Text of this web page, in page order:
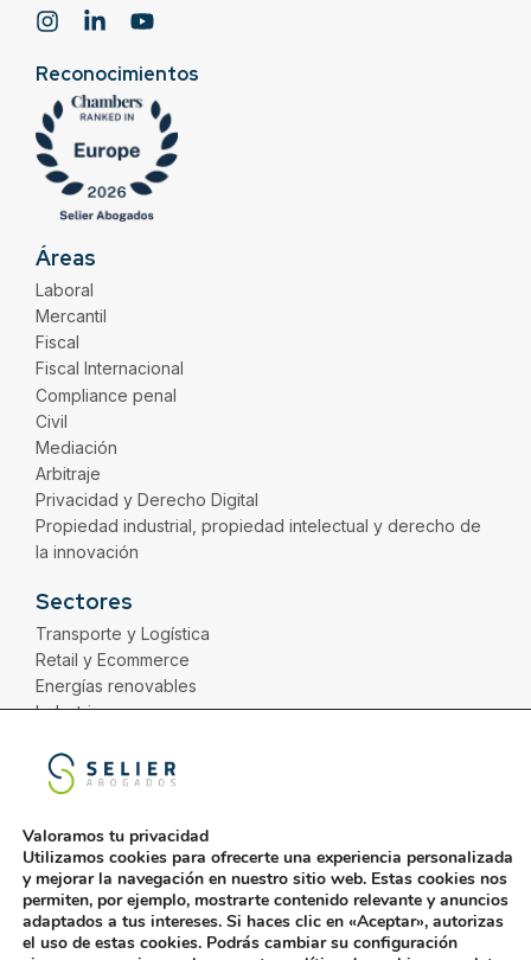
Reconocimientos
Áreas
Laboral
Mercantil
Fiscal
Fiscal Internacional
Compliance penal
Civil
Mediación
Arbitraje
Privacidad y Derecho Digital
Propiedad industrial, propiedad intelectual y derecho de
la innovación
Sectores
Transporte y Logística
Retail y Ecommerce
Energías renovables
Industria
Servicios
Financiero
Aviso Legal Política de Gestión Política de Privacidad
Valoramos tu privacidad
Utilizamos cookies para ofrecerte una experiencia personalizada
y mejorar la navegación en nuestro sitio web. Estas cookies nos
permiten, por ejemplo, mostrarte contenido relevante y anuncios
adaptados a tus intereses. Si haces clic en «Aceptar», autorizas
el uso de estas cookies. Podrás cambiar su configuración